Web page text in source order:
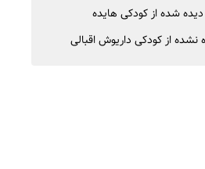
شده از کودکی هایده
از کودکی داریوش اقبالی